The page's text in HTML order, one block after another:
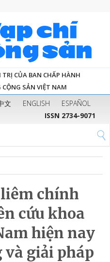
CỦA BAN CHẤP HÀNH
SẢN VIỆT NAM
文 ENGLISH
ESPAÑOL
ISSN 2734-9071
chính
cứu khoa
hiện nay
giải pháp